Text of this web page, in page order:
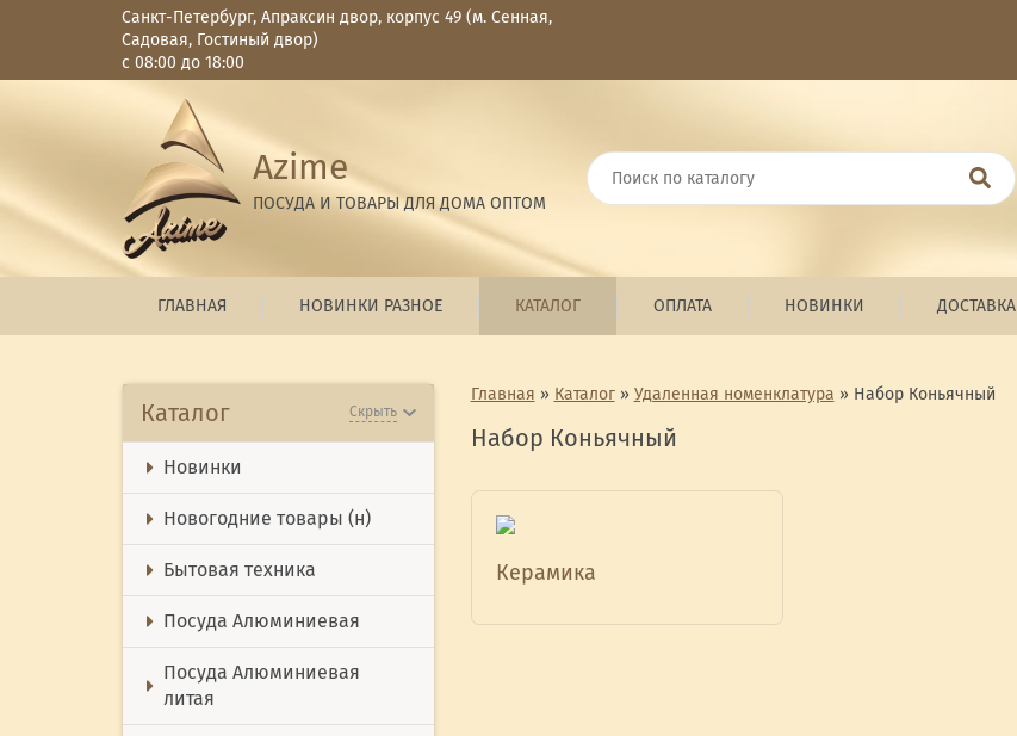
Санкт-Петербург, Апраксин двор, корпус 49 (м. Сенная,
Садовая, Гостиный двор)
с 08:00 до 18:00
Azime
ПОСУДА И ТОВАРЫ ДЛЯ ДОМА ОПТОМ
ГЛАВНАЯ НОВИНКИ РАЗНОЕ КАТАЛОГ ОПЛАТА НОВИНКИ ДОСТАВКА
Каталог Скрыть
Новинки
Новогодние товары (н)
Бытовая техника
Посуда Алюминиевая
Посуда Алюминиевая
литая
Главная » Каталог» Удаленная номенклатура » Набор Коньячный
Набор Коньячный
Керамика